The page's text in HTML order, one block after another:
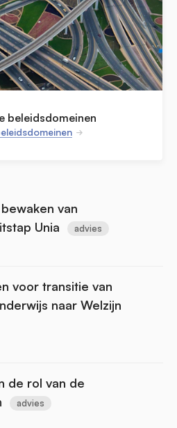
beleidsdomeinen
van
Unia
advies
voor transitie van
naar Welzijn
de rol van de
advies